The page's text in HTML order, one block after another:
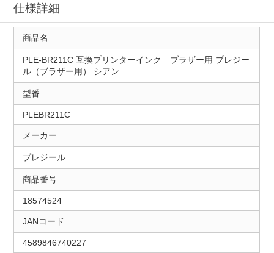
仕様詳細
商品名
PLE-BR211C 互換プリンターインク ブラザー用 プレジー
ル（ブラザー用） シアン
型番
PLEBR211C
メーカー
プレジール
商品番号
18574524
JANコード
4589846740227